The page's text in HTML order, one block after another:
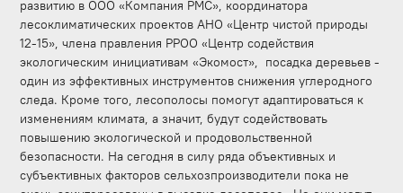
развитию в ООО «Компания РМС», координатора
лесоклиматических проектов АНО «Центр чистой природы
12-15», члена правления РРОО «Центр содействия
экологическим инициативам «Экомост», посадка деревьев -
один из эффективных инструментов снижения углеродного
следа. Кроме того, лесополосы помогут адаптироваться к
изменениям климата, а значит, будут содействовать
повышению экологической и продовольственной
безопасности. На сегодня в силу ряда объективных и
субъективных факторов сельхозпроизводители пока не